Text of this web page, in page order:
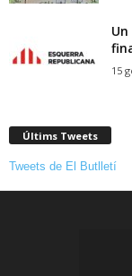
15
Últims Tweets
Tweets de El Butlletí